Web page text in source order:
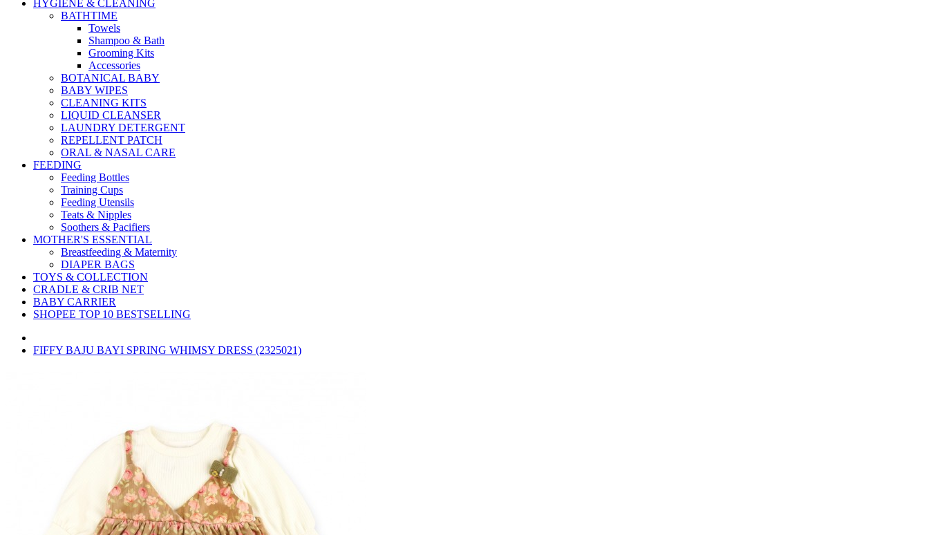
HYGIENE & CLEANING
BATHTIME
Towels
Shampoo & Bath
Grooming Kits
Accessories
BOTANICAL BABY
BABY WIPES
CLEANING KITS
LIQUID CLEANSER
LAUNDRY DETERGENT
REPELLENT PATCH
ORAL & NASAL CARE
FEEDING
Feeding Bottles
Training Cups
Feeding Utensils
Teats & Nipples
Soothers & Pacifiers
MOTHER'S ESSENTIAL
Breastfeeding & Maternity
DIAPER BAGS
TOYS & COLLECTION
CRADLE & CRIB NET
BABY CARRIER
SHOPEE TOP 10 BESTSELLING
FIFFY BAJU BAYI SPRING WHIMSY DRESS (2325021)